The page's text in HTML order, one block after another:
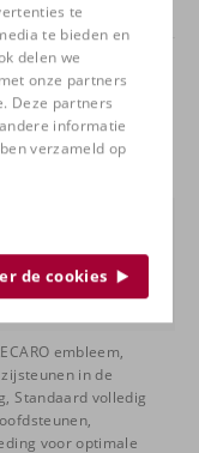
te
te bieden en
delen we
onze partners
Deze partners
informatie
verzameld op
de cookies
/ Caro, Leder zwart /
zwart / Pepita,
zwart
Opvulbare
embleem,
in de
Standaard volledig
voor optimale